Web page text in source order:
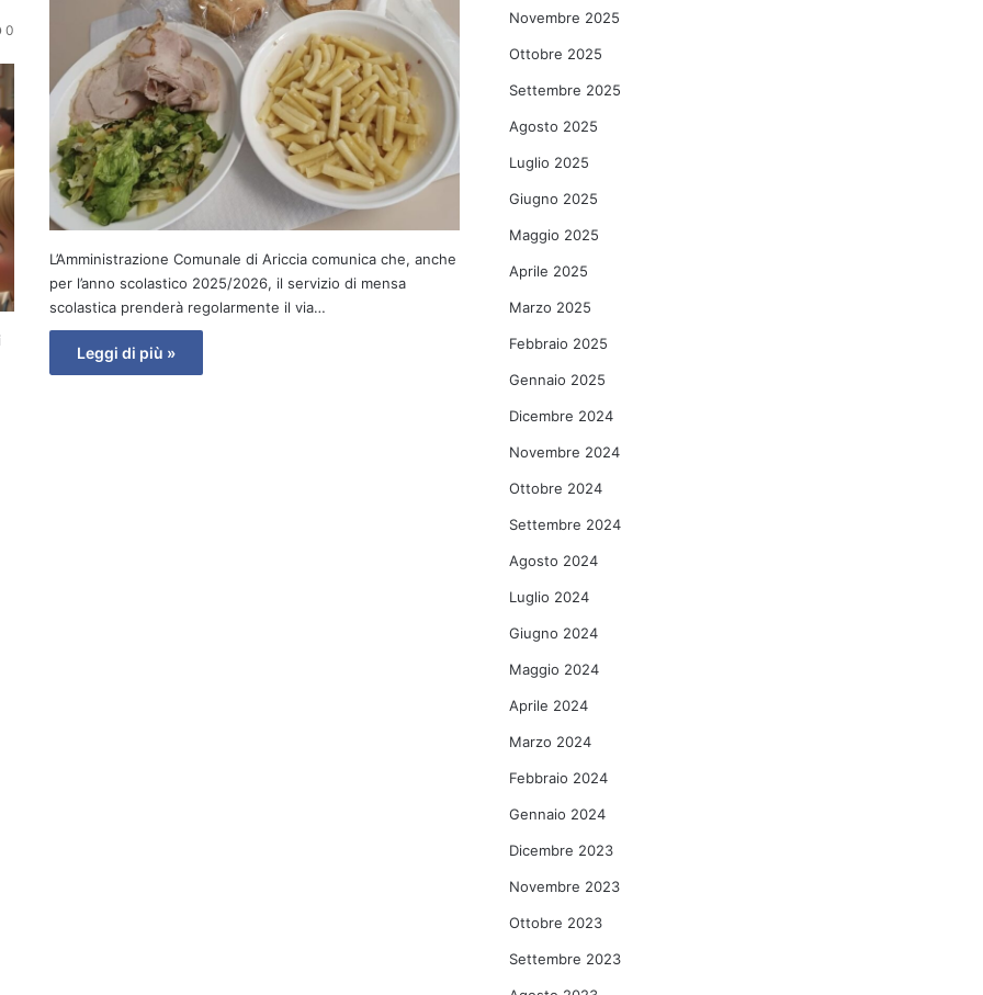
0
L’Amministrazione Comunale di Ariccia comunica che, anche
per l’anno scolastico 2025/2026, il servizio di mensa
scolastica prenderà regolarmente il via…
Leggi di più »
Novembre 2025
Ottobre 2025
Settembre 2025
Agosto 2025
Luglio 2025
Giugno 2025
Maggio 2025
Aprile 2025
Marzo 2025
Febbraio 2025
Gennaio 2025
Dicembre 2024
Novembre 2024
Ottobre 2024
Settembre 2024
Agosto 2024
Luglio 2024
Giugno 2024
Maggio 2024
Aprile 2024
Marzo 2024
Febbraio 2024
Gennaio 2024
Dicembre 2023
Novembre 2023
Ottobre 2023
Settembre 2023